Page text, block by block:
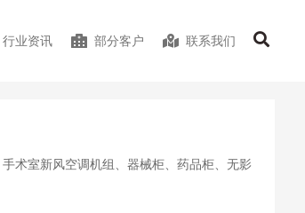
行业资讯 部分客户 联系我们
术室新风空调机组、器械柜、药品柜、无影